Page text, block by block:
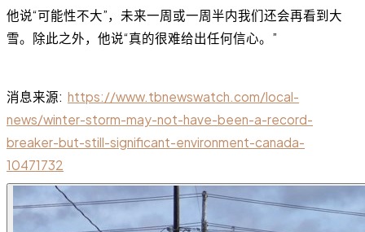
他说“可能性不大”，未来一周或一周半内我们还会再看到大
雪。除此之外，他说“真的很难给出任何信心。”
消息来源: https://www.tbnewswatch.com/local-
news/winter-storm-may-not-have-been-a-record-
breaker-but-still-significant-environment-canada-
10471732